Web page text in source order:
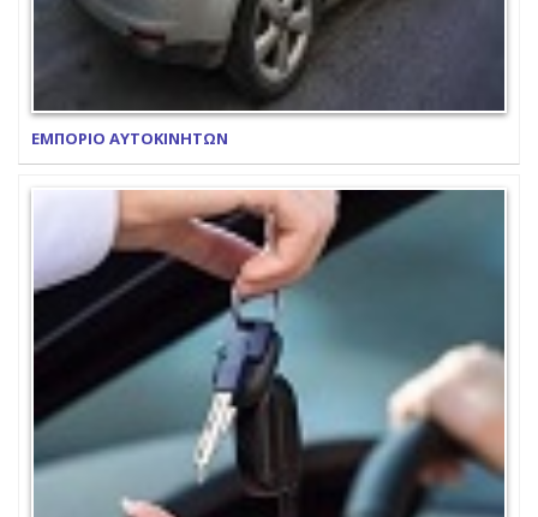
ΕΜΠΟΡΙΟ ΑΥΤΟΚΙΝΗΤΩΝ